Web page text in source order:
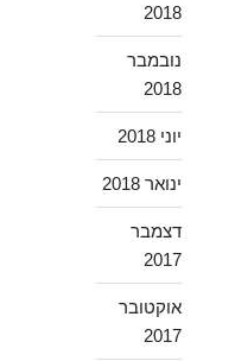
2018
נובמבר
2018
יוני 2018
ינואר 2018
דצמבר
2017
אוקטובר
2017